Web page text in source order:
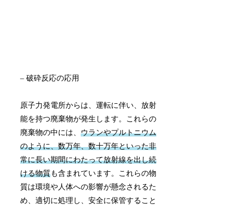
– 破砕反応の応用
原子力発電所からは、運転に伴い、放射
能を持つ廃棄物が発生します。これらの
廃棄物の中には、ウランやプルトニウム
のように、数万年、数十万年といった非
常に長い期間にわたって放射線を出し続
ける物質も含まれています。これらの物
質は環境や人体への影響が懸念されるた
め、適切に処理し、安全に保管すること